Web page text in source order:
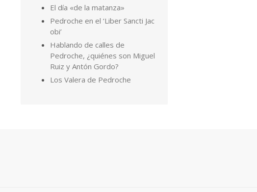
El día «de la matanza»
Pedroche en el ‘Liber Sancti Jac
obi’
Hablando de calles de
Pedroche, ¿quiénes son Miguel
Ruiz y Antón Gordo?
Los Valera de Pedroche